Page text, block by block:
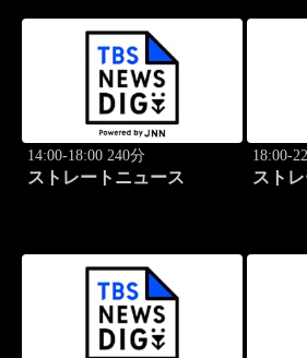
14:00-18:00 240分
ストレートニュース
18:00-
スト